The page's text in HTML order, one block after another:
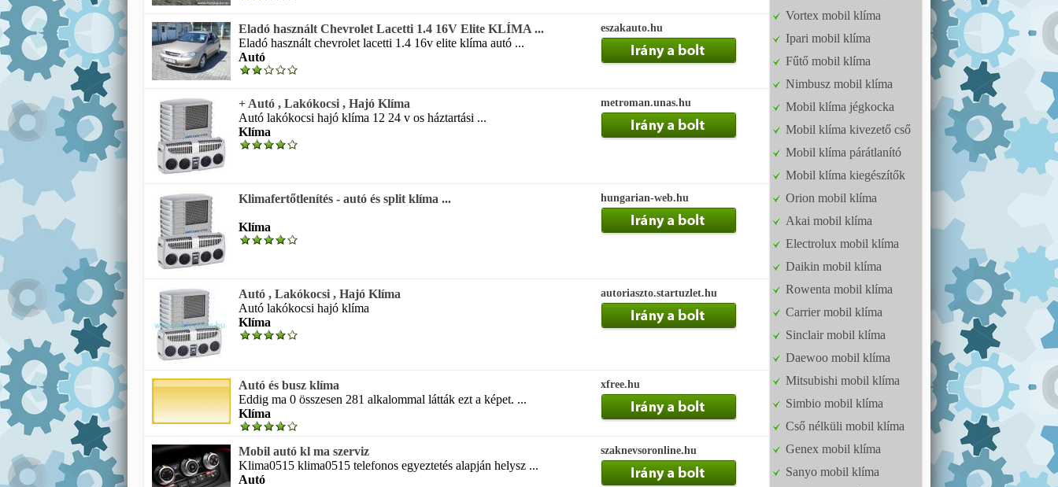
Eladó használt Chevrolet Lacetti 1.4 16V Elite KLÍMA ...
Eladó használt chevrolet lacetti 1.4 16v elite klíma autó ...
Autó
eszakauto.hu
+ Autó , Lakókocsi , Hajó Klíma
Autó lakókocsi hajó klíma 12 24 v os háztartási ...
Klíma
metroman.unas.hu
Klimafertőtlenítés - autó és split klíma ...
Klíma
hungarian-web.hu
Autó , Lakókocsi , Hajó Klíma
Autó lakókocsi hajó klíma
Klíma
autoriaszto.startuzlet.hu
Autó és busz klíma
Eddig ma 0 összesen 281 alkalommal látták ezt a képet. ...
Klíma
xfree.hu
Mobil autó kl ma szerviz
Klima0515 klima0515 telefonos egyeztetés alapján helysz ...
Autó
szaknevsoronline.hu
Vortex mobil klíma
Ipari mobil klíma
Fűtő mobil klíma
Nimbusz mobil klíma
Mobil klíma jégkocka
Mobil klíma kivezető cső
Mobil klíma párátlanító
Mobil klíma kiegészítők
Orion mobil klíma
Akai mobil klíma
Electrolux mobil klíma
Daikin mobil klíma
Rowenta mobil klíma
Carrier mobil klíma
Sinclair mobil klíma
Daewoo mobil klíma
Mitsubishi mobil klíma
Simbio mobil klíma
Cső nélküli mobil klíma
Genex mobil klíma
Sanyo mobil klíma